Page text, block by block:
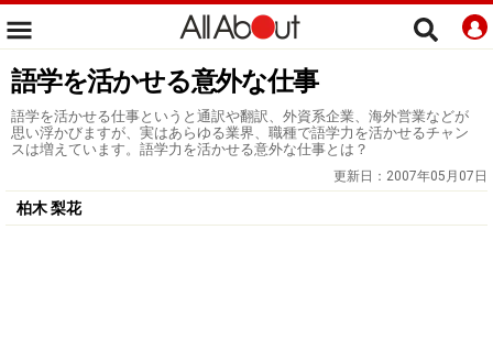
語学を活かせる意外な仕事
語学を活かせる仕事というと通訳や翻訳、外資系企業、海外営業などが
思い浮かびますが、実はあらゆる業界、職種で語学力を活かせるチャン
スは増えています。語学力を活かせる意外な仕事とは？
更新日： 2007年05月07日
柏木 梨花